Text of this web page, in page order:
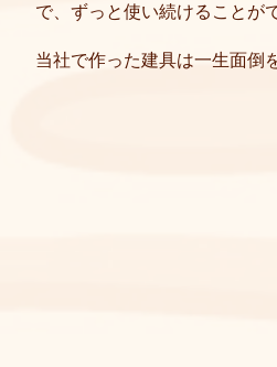
で、ずっと使い続けることが
当社で作った建具は一生面倒